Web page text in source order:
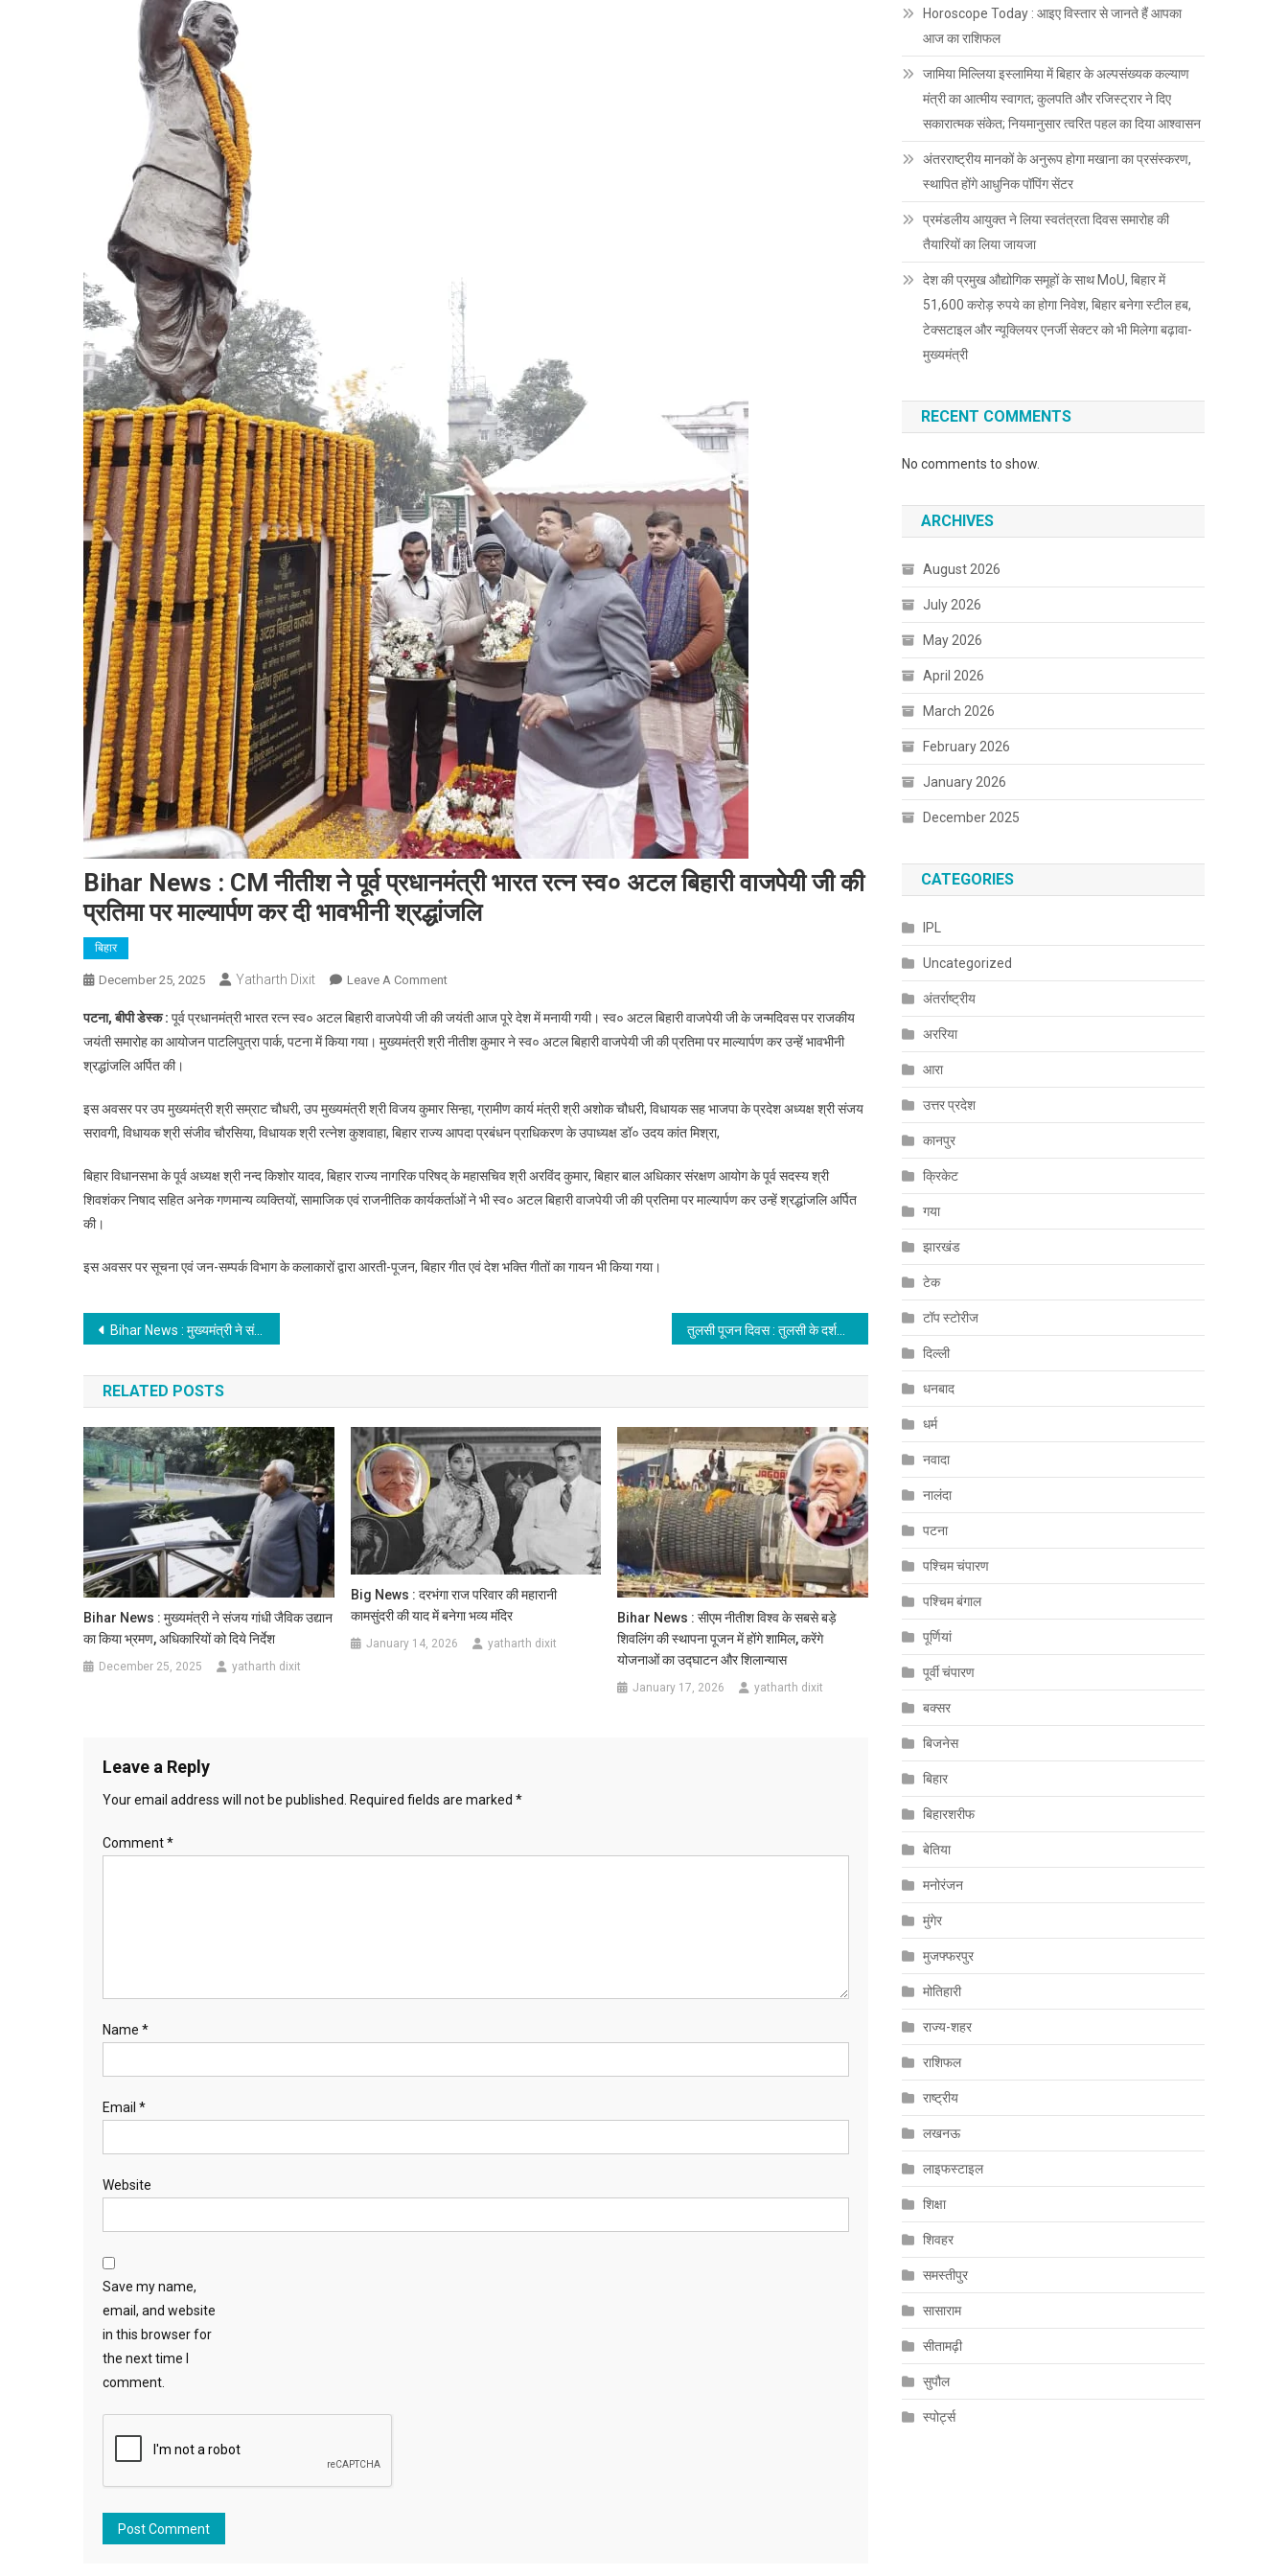
Bihar News : CM नीतीश ने पूर्व प्रधानमंत्री भारत रत्न स्व० अटल बिहारी वाजपेयी जी की
प्रतिमा पर माल्यार्पण कर दी भावभीनी श्रद्धांजलि
बिहार
December 25, 2025 Yatharth Dixit Leave A CommentOn
News
:
ने
पूर्व
भारत
रत्न
बिहारी
पर
दी
भावभीनी
श्रद्धांजलि
पटना, बीपी डेस्क : पूर्व प्रधानमंत्री भारत रत्न स्व० अटल बिहारी वाजपेयी जी की जयंती आज पूरे देश में मनायी गयी। स्व० अटल बिहारी वाजपेयी जी के जन्मदिवस पर राजकीय
जयंती समारोह का आयोजन पाटलिपुत्रा पार्क, पटना में किया गया। मुख्यमंत्री श्री नीतीश कुमार ने स्व० अटल बिहारी वाजपेयी जी की प्रतिमा पर माल्यार्पण कर उन्हें भावभीनी
श्रद्धांजलि अर्पित की।
इस अवसर पर उप मुख्यमंत्री श्री सम्राट चौधरी, उप मुख्यमंत्री श्री विजय कुमार सिन्हा, ग्रामीण कार्य मंत्री श्री अशोक चौधरी, विधायक सह भाजपा के प्रदेश अध्यक्ष श्री संजय
सरावगी, विधायक श्री संजीव चौरसिया, विधायक श्री रत्नेश कुशवाहा, बिहार राज्य आपदा प्रबंधन प्राधिकरण के उपाध्यक्ष डॉ० उदय कांत मिश्रा,
बिहार विधानसभा के पूर्व अध्यक्ष श्री नन्द किशोर यादव, बिहार राज्य नागरिक परिषद् के महासचिव श्री अरविंद कुमार, बिहार बाल अधिकार संरक्षण आयोग के पूर्व सदस्य श्री
शिवशंकर निषाद सहित अनेक गणमान्य व्यक्तियों, सामाजिक एवं राजनीतिक कार्यकर्ताओं ने भी स्व० अटल बिहारी वाजपेयी जी की प्रतिमा पर माल्यार्पण कर उन्हें श्रद्धांजलि अर्पित
की।
इस अवसर पर सूचना एवं जन-सम्पर्क विभाग के कलाकारों द्वारा आरती-पूजन, बिहार गीत एवं देश भक्ति गीतों का गायन भी किया गया।
Post
navigation
Bihar News : मुख्यमंत्री ने संजय गांधी जैविक उद्यान का किया भ्रमण, अधिकारियों को दिये निर्देश तुलसी पूजन दिवस : तुलसी के दर्शन से पाप नष्ट होते हैं, स्पर्श से शरीर पवित्र होता है!
RELATED POSTS
Bihar News : मुख्यमंत्री ने संजय गांधी जैविक उद्यान
का किया भ्रमण, अधिकारियों को दिये निर्देश
December 25, 2025 yatharth dixit
Big News : दरभंगा राज परिवार की महारानी
कामसुंदरी की याद में बनेगा भव्य मंदिर
January 14, 2026 yatharth dixit
Bihar News : सीएम नीतीश विश्व के सबसे बड़े
शिवलिंग की स्थापना पूजन में होंगे शामिल, करेंगे
योजनाओं का उद्घाटन और शिलान्यास
January 17, 2026 yatharth dixit
Leave a Reply
Your email address will not be published. Required fields are marked *
Comment*
Name *
Email *
Website
Save my name,
email, and website
in this browser for
the next time I
comment.
Horoscope Today : आइए विस्तार से जानते हैं आपका
आज का राशिफल
जामिया मिल्लिया इस्लामिया में बिहार के अल्पसंख्यक कल्याण
मंत्री का आत्मीय स्वागत; कुलपति और रजिस्ट्रार ने दिए
सकारात्मक संकेत; नियमानुसार त्वरित पहल का दिया आश्वासन
अंतरराष्ट्रीय मानकों के अनुरूप होगा मखाना का प्रसंस्करण,
स्थापित होंगे आधुनिक पॉपिंग सेंटर
प्रमंडलीय आयुक्त ने लिया स्वतंत्रता दिवस समारोह की
तैयारियों का लिया जायजा
देश की प्रमुख औद्योगिक समूहों के साथ MoU, बिहार में
51,600 करोड़ रुपये का होगा निवेश, बिहार बनेगा स्टील हब,
टेक्सटाइल और न्यूक्लियर एनर्जी सेक्टर को भी मिलेगा बढ़ावा-
मुख्यमंत्री
RECENT COMMENTS
No comments to show.
ARCHIVES
August 2026
July 2026
May 2026
April 2026
March 2026
February 2026
January 2026
December 2025
CATEGORIES
IPL
Uncategorized
अंतर्राष्ट्रीय
अररिया
आरा
उत्तर प्रदेश
कानपुर
क्रिकेट
गया
झारखंड
टेक
टॉप स्टोरीज
दिल्ली
धनबाद
धर्म
नवादा
नालंदा
पटना
पश्चिम चंपारण
पश्चिम बंगाल
पूर्णियां
पूर्वी चंपारण
बक्सर
बिजनेस
बिहार
बिहारशरीफ
बेतिया
मनोरंजन
मुंगेर
मुजफ्फरपुर
मोतिहारी
राज्य-शहर
राशिफल
राष्ट्रीय
लखनऊ
लाइफस्टाइल
शिक्षा
शिवहर
समस्तीपुर
सासाराम
सीतामढ़ी
सुपौल
स्पोर्ट्स